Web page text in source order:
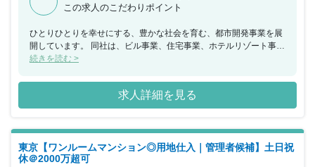
この求人のこだわりポイント
ひとりひとりを幸せにする、豊かな社会を育む、都市開発事業を展
開しています。 同社は、ビル事業、住宅事業、ホテルリゾート事
業、 シニア事業の4つの事業を柱に都市開発事業を展開していま
軸としながら、 大規模ビルと同水準のスペックを備えたオフィスビ
います。 ◎住宅事業では、都市生活者が求める住まいの有り方を追
とともに、 柔軟なアプローチによる開発に取り組んでいます。 ◎
ホテルリゾート事業では、美しい日本を再発見することで観光需要
を喚起し、 地域経済の活性化に寄与することを目指して、 日本各
続きを読む >
求人詳細を見る
東京【ワンルームマンション◎用地仕入｜管理者候補】土日祝
休＠2000万超可